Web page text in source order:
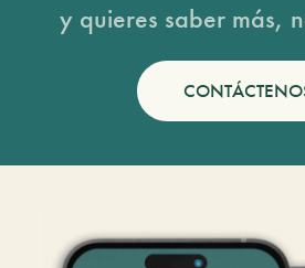
y quieres saber más,